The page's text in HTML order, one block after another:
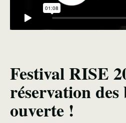
Festival RISE
réservation des
ouverte !